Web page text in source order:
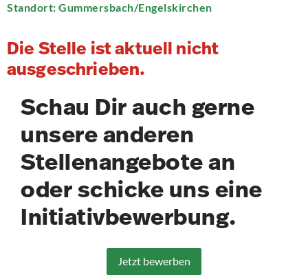
Standort: Gummersbach/Engelskirchen
Die Stelle ist aktuell nicht
ausgeschrieben.
Schau Dir auch gerne
unsere anderen
Stellenangebote an
oder schicke uns eine
Initiativbewerbung.
Jetzt bewerben